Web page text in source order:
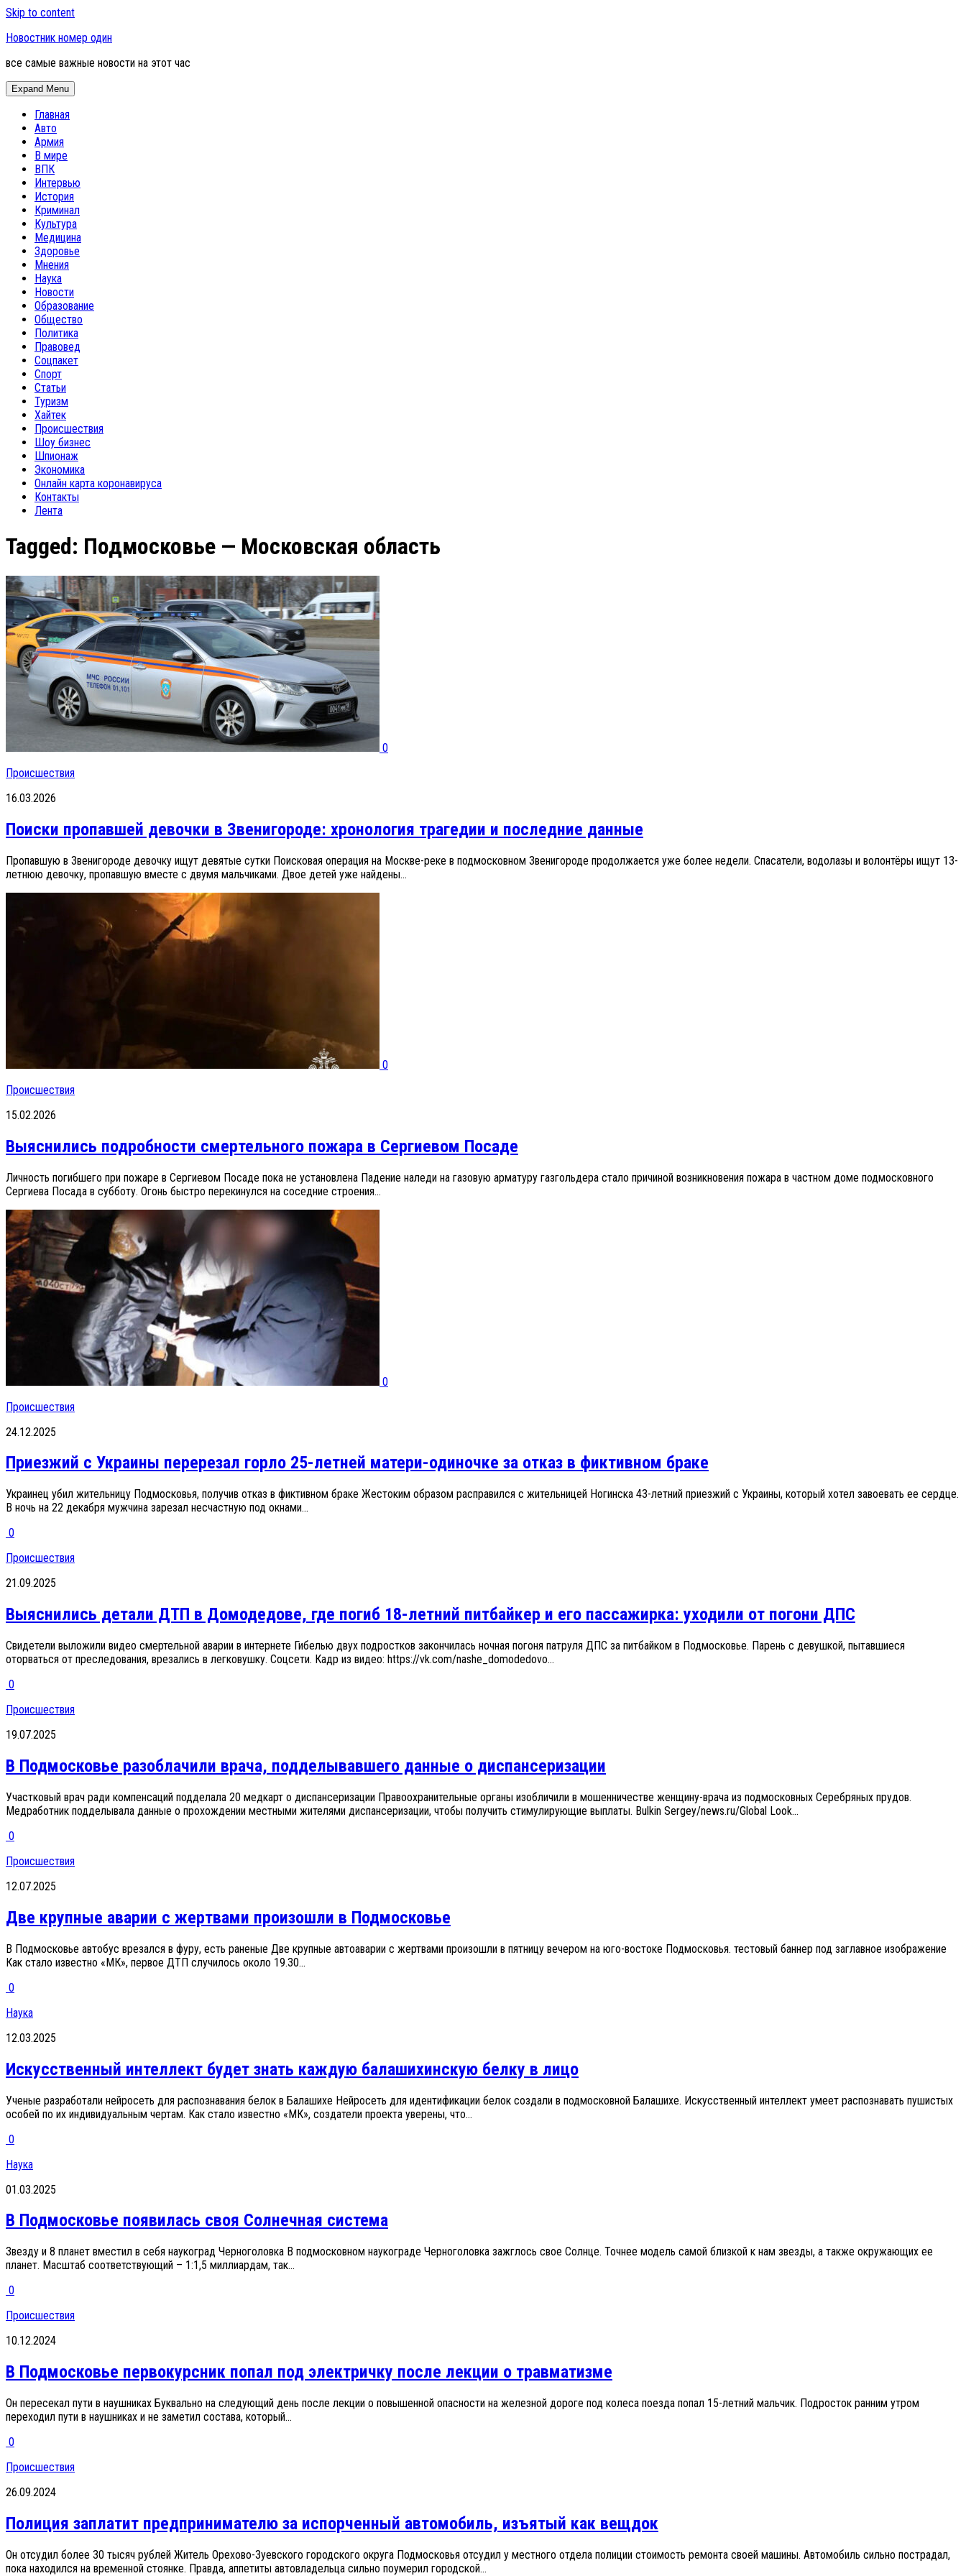
Skip to content
Новостник номер один
все самые важные новости на этот час
Expand Menu
Главная
Авто
Армия
В мире
ВПК
Интервью
История
Криминал
Культура
Медицина
Здоровье
Мнения
Наука
Новости
Образование
Общество
Политика
Правовед
Соцпакет
Спорт
Статьи
Туризм
Хайтек
Происшествия
Шоу бизнес
Шпионаж
Экономика
Онлайн карта коронавируса
Контакты
Лента
Tagged: Подмосковье — Московская область
0
Происшествия
16.03.2026
Поиски пропавшей девочки в Звенигороде: хронология трагедии и последние данные
Пропавшую в Звенигороде девочку ищут девятые сутки Поисковая операция на Москве-реке в подмосковном Звенигороде продолжается уже более недели. Спасатели, водолазы и волонтёры ищут 13-
летнюю девочку, пропавшую вместе с двумя мальчиками. Двое детей уже найдены...
0
Происшествия
15.02.2026
Выяснились подробности смертельного пожара в Сергиевом Посаде
Личность погибшего при пожаре в Сергиевом Посаде пока не установлена Падение наледи на газовую арматуру газгольдера стало причиной возникновения пожара в частном доме подмосковного
Сергиева Посада в субботу. Огонь быстро перекинулся на соседние строения...
0
Происшествия
24.12.2025
Приезжий с Украины перерезал горло 25-летней матери-одиночке за отказ в фиктивном браке
Украинец убил жительницу Подмосковья, получив отказ в фиктивном браке Жестоким образом расправился с жительницей Ногинска 43-летний приезжий с Украины, который хотел завоевать ее сердце.
В ночь на 22 декабря мужчина зарезал несчастную под окнами...
0
Происшествия
21.09.2025
Выяснились детали ДТП в Домодедове, где погиб 18-летний питбайкер и его пассажирка: уходили от погони ДПС
Свидетели выложили видео смертельной аварии в интернете Гибелью двух подростков закончилась ночная погоня патруля ДПС за питбайком в Подмосковье. Парень с девушкой, пытавшиеся
оторваться от преследования, врезались в легковушку. Соцсети. Кадр из видео: https://vk.com/nashe_domodedovo...
0
Происшествия
19.07.2025
В Подмосковье разоблачили врача, подделывавшего данные о диспансеризации
Участковый врач ради компенсаций подделала 20 медкарт о диспансеризации Правоохранительные органы изобличили в мошенничестве женщину-врача из подмосковных Серебряных прудов.
Медработник подделывала данные о прохождении местными жителями диспансеризации, чтобы получить стимулирующие выплаты. Bulkin Sergey/news.ru/Global Look...
0
Происшествия
12.07.2025
Две крупные аварии с жертвами произошли в Подмосковье
В Подмосковье автобус врезался в фуру, есть раненые Две крупные автоаварии с жертвами произошли в пятницу вечером на юго-востоке Подмосковья. тестовый баннер под заглавное изображение
Как стало известно «МК», первое ДТП случилось около 19.30...
0
Наука
12.03.2025
Искусственный интеллект будет знать каждую балашихинскую белку в лицо
Ученые разработали нейросеть для распознавания белок в Балашихе Нейросеть для идентификации белок создали в подмосковной Балашихе. Искусственный интеллект умеет распознавать пушистых
особей по их индивидуальным чертам. Как стало известно «МК», создатели проекта уверены, что...
0
Наука
01.03.2025
В Подмосковье появилась своя Солнечная система
Звезду и 8 планет вместил в себя наукоград Черноголовка В подмосковном наукограде Черноголовка зажглось свое Солнце. Точнее модель самой близкой к нам звезды, а также окружающих ее
планет. Масштаб соответствующий – 1:1,5 миллиардам, так...
0
Происшествия
10.12.2024
В Подмосковье первокурсник попал под электричку после лекции о травматизме
Он пересекал пути в наушниках Буквально на следующий день после лекции о повышенной опасности на железной дороге под колеса поезда попал 15-летний мальчик. Подросток ранним утром
переходил пути в наушниках и не заметил состава, который...
0
Происшествия
26.09.2024
Полиция заплатит предпринимателю за испорченный автомобиль, изъятый как вещдок
Он отсудил более 30 тысяч рублей Житель Орехово-Зуевского городского округа Подмосковья отсудил у местного отдела полиции стоимость ремонта своей машины. Автомобиль сильно пострадал,
пока находился на временной стоянке. Правда, аппетиты автовладельца сильно поумерил городской...